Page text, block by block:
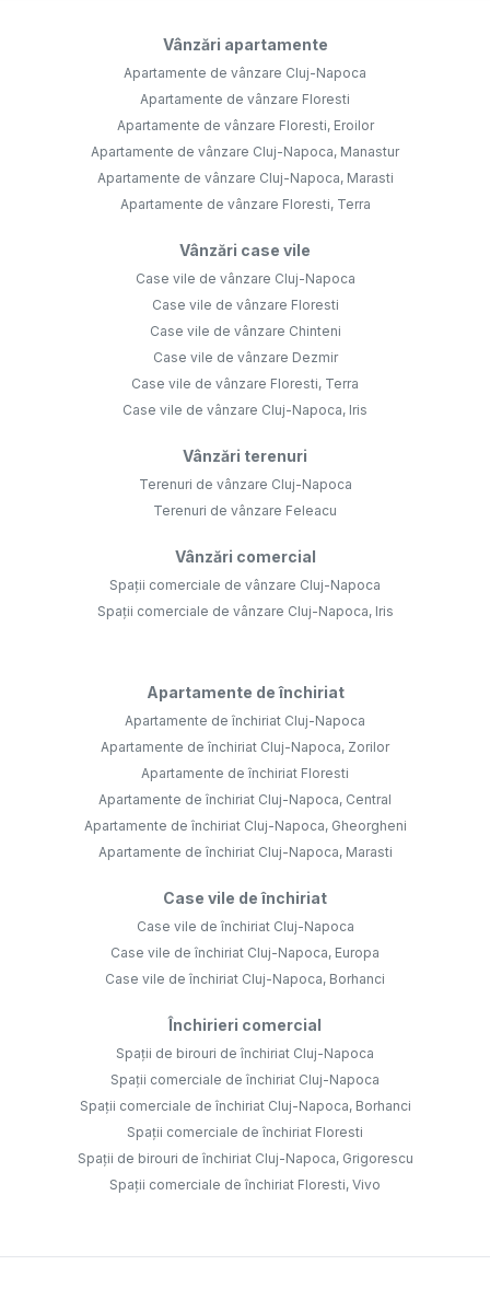
Vânzări apartamente
Apartamente de vânzare Cluj-Napoca
Apartamente de vânzare Floresti
Apartamente de vânzare Floresti, Eroilor
Apartamente de vânzare Cluj-Napoca, Manastur
Apartamente de vânzare Cluj-Napoca, Marasti
Apartamente de vânzare Floresti, Terra
Vânzări case vile
Case vile de vânzare Cluj-Napoca
Case vile de vânzare Floresti
Case vile de vânzare Chinteni
Case vile de vânzare Dezmir
Case vile de vânzare Floresti, Terra
Case vile de vânzare Cluj-Napoca, Iris
Vânzări terenuri
Terenuri de vânzare Cluj-Napoca
Terenuri de vânzare Feleacu
Vânzări comercial
Spații comerciale de vânzare Cluj-Napoca
Spații comerciale de vânzare Cluj-Napoca, Iris
Apartamente de închiriat
Apartamente de închiriat Cluj-Napoca
Apartamente de închiriat Cluj-Napoca, Zorilor
Apartamente de închiriat Floresti
Apartamente de închiriat Cluj-Napoca, Central
Apartamente de închiriat Cluj-Napoca, Gheorgheni
Apartamente de închiriat Cluj-Napoca, Marasti
Case vile de închiriat
Case vile de închiriat Cluj-Napoca
Case vile de închiriat Cluj-Napoca, Europa
Case vile de închiriat Cluj-Napoca, Borhanci
Închirieri comercial
Spații de birouri de închiriat Cluj-Napoca
Spații comerciale de închiriat Cluj-Napoca
Spații comerciale de închiriat Cluj-Napoca, Borhanci
Spații comerciale de închiriat Floresti
Spații de birouri de închiriat Cluj-Napoca, Grigorescu
Spații comerciale de închiriat Floresti, Vivo